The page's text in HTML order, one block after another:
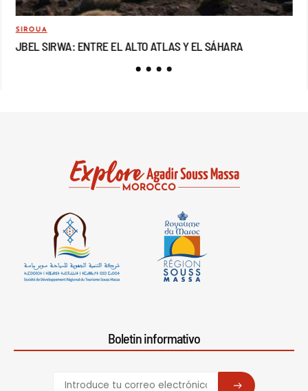
SIROUA
JBEL SIRWA: ENTRE EL ALTO ATLAS Y EL SÁHARA
Boletin informativo
SUBSCRIBE